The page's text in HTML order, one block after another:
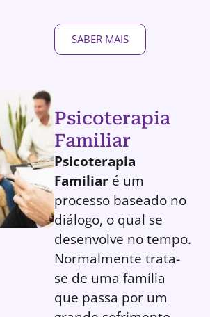
SABER MAIS
Psicoterapia
Familiar
Psicoterapia
Familiar é um
processo baseado no
diálogo, o qual se
desenvolve no tempo.
Normalmente trata-
se de uma família
que passa por um